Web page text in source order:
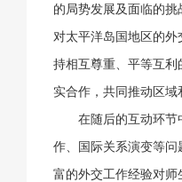
的局势发展及面临的
对太平洋岛国地区的
持相互尊重、平等互
实合作，共同推动区域
在随后的互动环节
作、国际关系演变等
富的外交工作经验对